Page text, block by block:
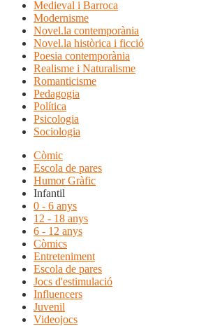
Medieval i Barroca
Modernisme
Novel.la contemporània
Novel.la històrica i ficció
Poesia contemporània
Realisme i Naturalisme
Romanticisme
Pedagogia
Política
Psicologia
Sociologia
Còmic
Escola de pares
Humor Gràfic
Infantil
0 - 6 anys
12 - 18 anys
6 - 12 anys
Còmics
Entreteniment
Escola de pares
Jocs d'estimulació
Influencers
Juvenil
Videojocs